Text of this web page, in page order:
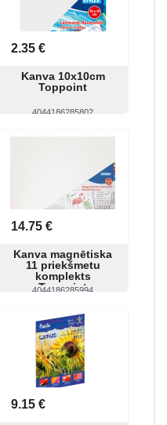
2.35 €
Kanva 10x10cm
Toppoint
4044186285802
Skatīt Pirkt
14.75 €
Kanva magnētiska
11 priekšmetu
komplekts
Toppoint
4044186285994
Pirkt
9.15 €